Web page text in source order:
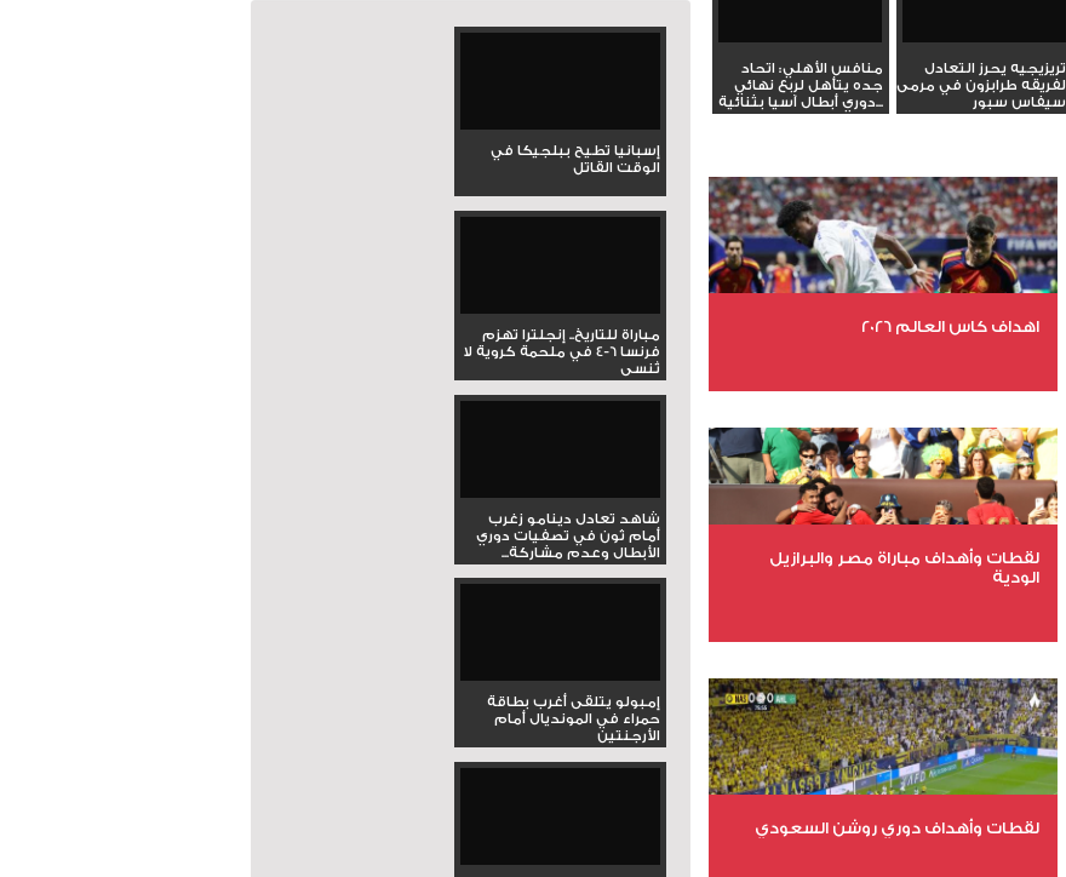
تريزيجيه يحرز التعادل
لفريقه طرابزون في مرمى
سيفاس سبور
منافس الأهلي: اتحاد
جده يتأهل لربع نهائي
دوري أبطال آسيا بثنائية...
اهداف كاس العالم 2026
عدد المشاهدات 1975
لقطات وأهداف مباراة مصر والبرازيل
الودية
عدد المشاهدات 15576
لقطات وأهداف دوري روشن السعودي
إسبانيا تطيح ببلجيكا في
الوقت القاتل
مباراة للتاريخ.. إنجلترا تهزم
فرنسا 6-4 في ملحمة كروية لا
تُنسى
شاهد تعادل دينامو زغرب
أمام ثون في تصفيات دوري
الأبطال وعدم مشاركة...
إمبولو يتلقى أغرب بطاقة
حمراء في المونديال أمام
الأرجنتين